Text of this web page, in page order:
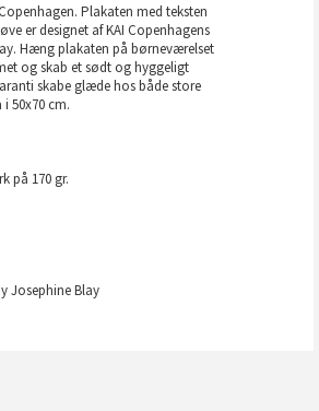
Plakaten med teksten
er designet af KAI Copenhagens
Hæng plakaten på børneværelset
og skab et sødt og hyggeligt
skabe glæde hos både store
50x70 cm.
på 170 gr.
Josephine Blay